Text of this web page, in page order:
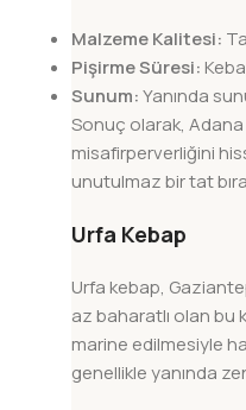
Malzeme Kalitesi:
Pişirme Süresi:
Sunum:Yanında
Sonuç olarak, Adana
misafirperverliğini
unutulmaz bir tat
Urfa Kebap
Urfa kebap,
az baharatlı olan bu
marine edilmesiyle
genellikle yanında